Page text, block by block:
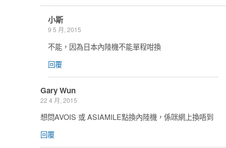
小斯
9 5 月, 2015
不能，因為日本內陸機不能單程咁換
回覆
Gary Wun
22 4 月, 2015
想問AVOIS 或 ASIAMILE點換內陸機，係咪網上換唔到
回覆